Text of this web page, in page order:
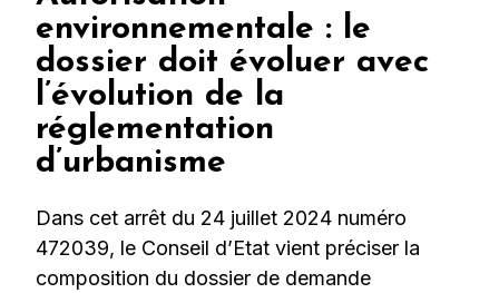
environnementale : le
dossier doit évoluer avec
l’évolution de la
réglementation
d’urbanisme
Dans cet arrêt du 24 juillet 2024 numéro
472039, le Conseil d’Etat vient préciser la
composition du dossier de demande